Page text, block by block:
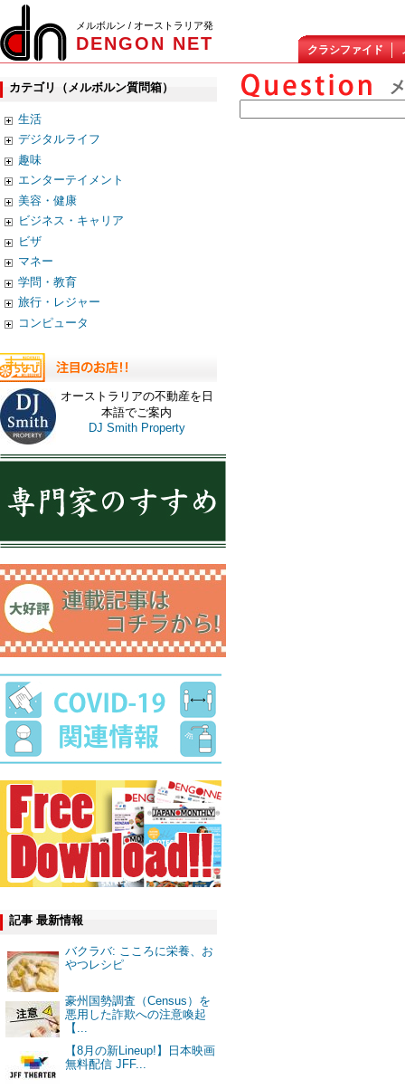
メルボルン / オーストラリア発
DENGON NET クラシファイド
カテゴリ（メルボルン質問箱）
生活
デジタルライフ
趣味
エンターテイメント
美容・健康
ビジネス・キャリア
ビザ
マネー
学問・教育
旅行・レジャー
コンピュータ
オーストラリアの不動産を日
本語でご案内
DJ Smith Property
記事 最新情報
バクラバ: こころに栄養、お
やつレシピ
豪州国勢調査（Census）を
悪用した詐欺への注意喚起
【...
【8月の新Lineup!】日本映画
無料配信 JFF...